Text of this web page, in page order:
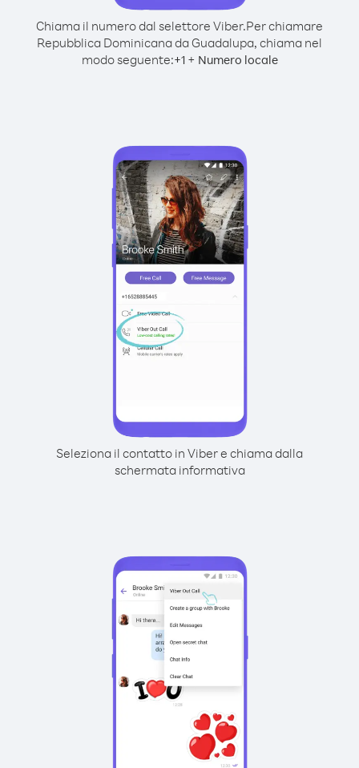
Chiama il numero dal selettore Viber.Per chiamare
Repubblica Dominicana da Guadalupa, chiama nel
modo seguente:+1+ Numero locale
Seleziona il contatto in Viber e chiama dalla
schermata informativa